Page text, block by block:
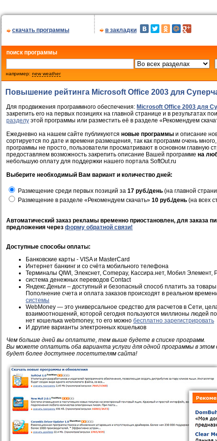
скачать программы в закладки
поиск программы
например: new weather
Повышение рейтинга Microsoft Office 2003 для
Для продвижения программного обеспечения: Microsoft Office 2003 для
закрепить его на первых позициях на главной странице и в результатах
разделу этой программы или разместить её в разделе «Рекомендуем
Ежедневно на нашем сайте публикуются новые программы и описание
сортируется по дате и времени размещения, так как программ очень
программы не просто, пользователи просматривают в основном главную
предоставляем возможность закрепить описание Вашей программе на
небольшую оплату для поддержки нашего портала SoftOut.ru
Выберите необходимый Вам вариант и количество дней:
Размещение среди первых позиций за 17 руб./день (на главной
Размещение в разделе «Рекомендуем скачать» 10 руб./день (на всех
Автоматический заказ рекламы временно приостановлен, для заказа
предложения через форму обратной связи!
Доступные способы оплаты:
Банковские карты - VISA и MasterCard
Интернет банкинг и со счёта мобильного телефона
Терминалы QIWI, Элекснет, Comepay, Кассира.нет, Мобил Элемент,
система денежных переводов Contact
Яндекс.Деньги – доступный и безопасный способ платить за товары
Пополнение счета и оплата заказов происходят в реальном
системы
WebMoney — это универсальное средство для расчетов в Сети,
взаимоотношений, которой сегодня пользуются миллионы людей
нет кошелька webmoney, то его можно бесплатно зарегистрировать
И другие варианты электронных кошельков
Чем больше дней вы оплатите, тем выше будете в списке программ.
Вы можете оплатить оба варианта услуги для одной программы в этом
будет более доступнее посетителям сайта!